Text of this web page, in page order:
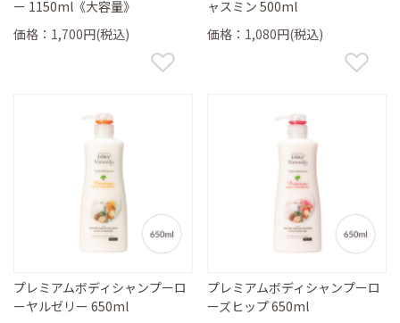
ー 1150ml《大容量》
価格：1,700円(税込)
ャスミン 500ml
価格：1,080円(税込)
プレミアムボディシャンプーロ
ーヤルゼリー 650ml
プレミアムボディシャンプーロ
ーズヒップ 650ml